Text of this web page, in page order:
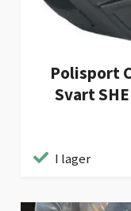
Polisport
Svart
I lager